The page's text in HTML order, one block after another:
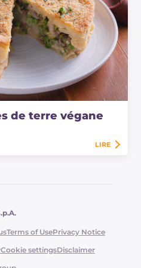
de terre végane
LIRE
Terms of UsePrivacy Notice
Cookie settingsDisclaimer